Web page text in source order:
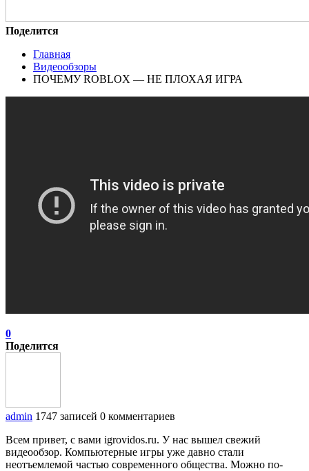
Поделится
Главная
Видеообзоры
ПОЧЕМУ ROBLOX — НЕ ПЛОХАЯ ИГРА
0
Поделится
admin 1747 записей 0 комментариев
Всем привет, с вами igrovidos.ru. У нас вышел свежий
видеообзор. Компьютерные игры уже давно стали
неотъемлемой частью современного общества. Можно по-